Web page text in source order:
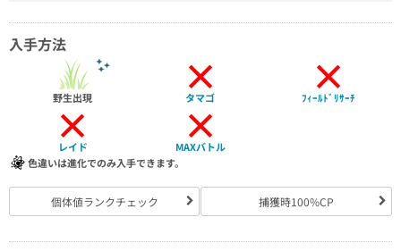
入手方法
野生出現 ×
タマゴ ×
ﾌｨｰﾙﾄﾞﾘｻｰﾁ
×
レイド ×
MAXバトル
色違いは進化でのみ入手できます。
個体値ランクチェック 捕獲時100%CP